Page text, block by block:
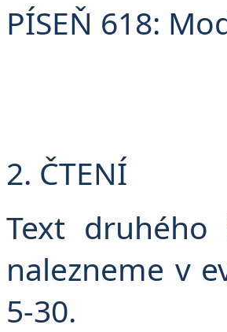
PÍSEŇ 618:
2. ČTENÍ
Text druhého
nalezneme v
5-30.